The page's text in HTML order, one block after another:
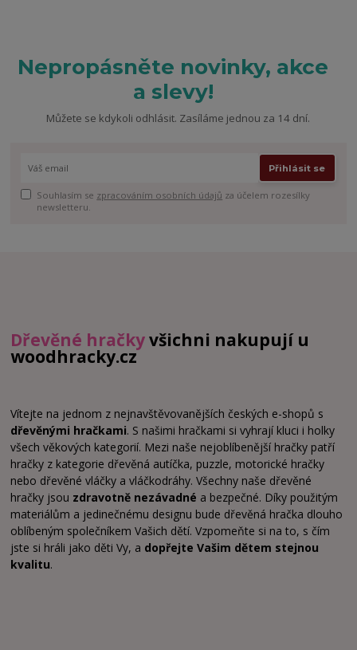
Nepropásněte novinky, akce
a slevy!
Můžete se kdykoli odhlásit. Zasíláme jednou za 14 dní.
Přihlásit se
Souhlasím se zpracováním osobních údajů za účelem rozesílky
newsletteru.
Dřevěné hračkyvšichni nakupují u
woodhracky.cz
Vítejte na jednom z nejnavštěvovanějších českých e-shopů s
dřevěnými hračkami. S našimi hračkami si vyhrají kluci i holky
všech věkových kategorií. Mezi naše nejoblíbenější hračky patří
hračky z kategorie dřevěná autíčka, puzzle, motorické hračky
nebo dřevěné vláčky a vláčkodráhy. Všechny naše dřevěné
hračky jsou zdravotně nezávadné a bezpečné. Díky použitým
materiálům a jedinečnému designu bude dřevěná hračka dlouho
oblíbeným společníkem Vašich dětí. Vzpomeňte si na to, s čím
jste si hráli jako děti Vy, a dopřejte Vašim dětem stejnou
kvalitu.